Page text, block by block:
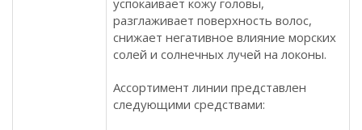
успокаивает кожу головы,
разглаживает поверхность волос,
снижает негативное влияние морских
солей и солнечных лучей на локоны.
Ассортимент линии представлен
следующими средствами: